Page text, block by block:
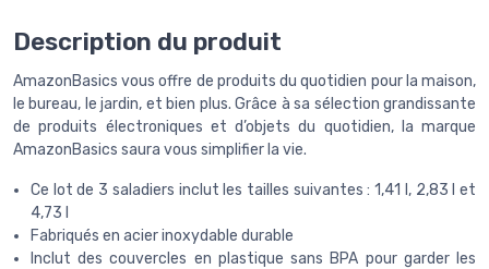
Description du produit
AmazonBasics vous offre de produits du quotidien pour la maison,
le bureau, le jardin, et bien plus. Grâce à sa sélection grandissante
de produits électroniques et d’objets du quotidien, la marque
AmazonBasics saura vous simplifier la vie.
Ce lot de 3 saladiers inclut les tailles suivantes : 1,41 l, 2,83 l et
4,73 l
Fabriqués en acier inoxydable durable
Inclut des couvercles en plastique sans BPA pour garder les